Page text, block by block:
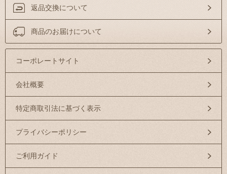
返品交換について
商品のお届けについて
コーポレートサイト
会社概要
特定商取引法に基づく表示
プライバシーポリシー
ご利用ガイド